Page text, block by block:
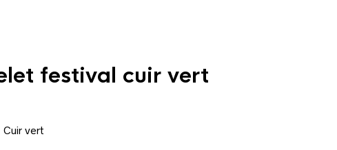
festival cuir vert
vert